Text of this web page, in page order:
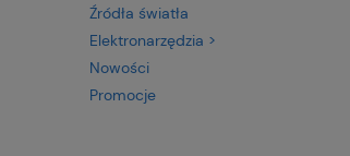
Źródła światła
Elektronarzędzia >
Nowości
Promocje